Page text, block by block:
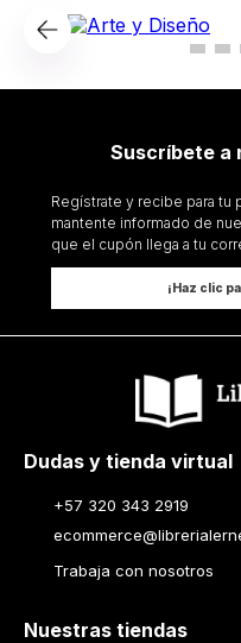
Suscríbete a
Regístrate y recibe para tu
mantente informado de
que el cupón llega a tu
¡Haz clic
Dudas y tienda virtual
+57 320 343 2919
Trabaja con nosotros
Nuestras tiendas